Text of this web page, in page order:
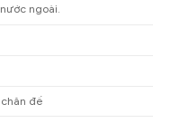
ngoài.
đế